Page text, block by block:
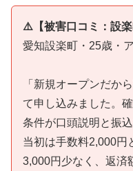
⚠️【被害口コミ：設楽
愛知設楽町・25歳・
「新規オープンだか
て申し込みました。
条件が口頭説明と振
当初は手数料2,000円
3,000円少なく、返済